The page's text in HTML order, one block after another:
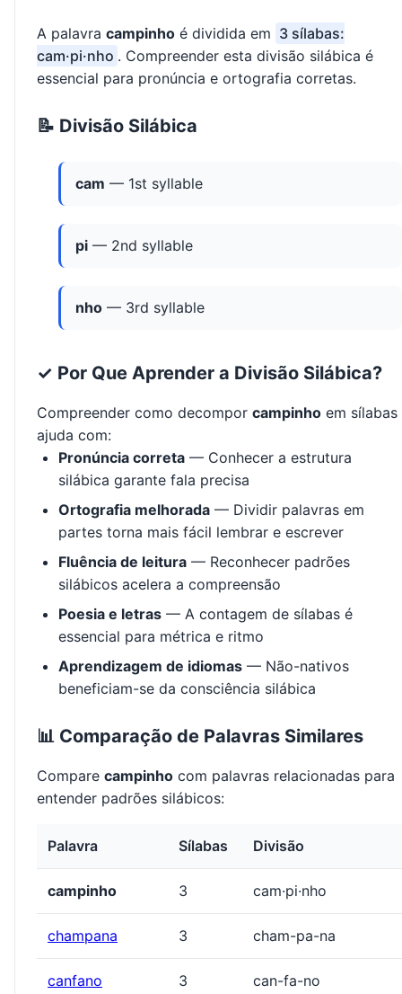
A palavra campinho é dividida em 3 sílabas:
cam·pi·nho . Compreender esta divisão silábica é
essencial para pronúncia e ortografia corretas.
📝 Divisão Silábica
cam — 1st syllable
pi — 2nd syllable
nho — 3rd syllable
✓ Por Que Aprender a Divisão Silábica?
Compreender como decompor campinho em sílabas
ajuda com:
Pronúncia correta — Conhecer a estrutura
silábica garante fala precisa
Ortografia melhorada — Dividir palavras em
partes torna mais fácil lembrar e escrever
Fluência de leitura — Reconhecer padrões
silábicos acelera a compreensão
Poesia e letras — A contagem de sílabas é
essencial para métrica e ritmo
Aprendizagem de idiomas — Não-nativos
beneficiam-se da consciência silábica
📊 Comparação de Palavras Similares
Compare campinho com palavras relacionadas para
entender padrões silábicos:
Palavra Sílabas Divisão
campinho 3 cam·pi·nho
champana 3 cham-pa-na
canfano 3 can-fa-no